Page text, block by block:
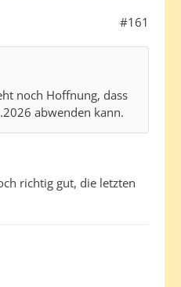
#161
noch Hoffnung, dass
abwenden kann.
richtig gut, die letzten